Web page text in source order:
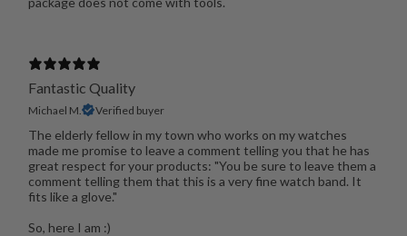
Fantastic Quality
Michael M. Verified buyer
The elderly fellow in my town who works on my watches
made me promise to leave a comment telling you that he has
great respect for your products: "You be sure to leave them a
comment telling them that this is a very fine watch band. It
fits like a glove."
So, here I am :)